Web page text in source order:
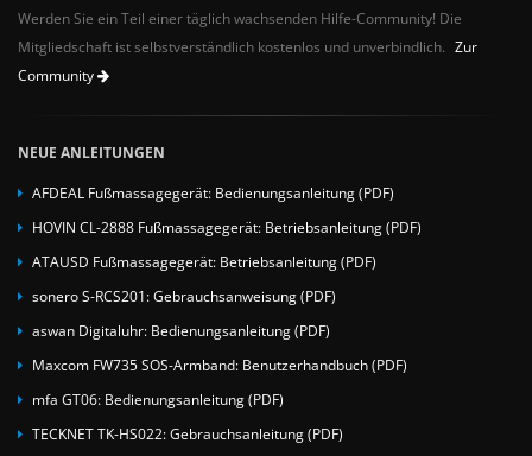
Werden Sie ein Teil einer täglich wachsenden Hilfe-Community! Die
Mitgliedschaft ist selbstverständlich kostenlos und unverbindlich. Zur
Community
NEUE ANLEITUNGEN
AFDEAL Fußmassagegerät: Bedienungsanleitung (PDF)
HOVIN CL-2888 Fußmassagegerät: Betriebsanleitung (PDF)
ATAUSD Fußmassagegerät: Betriebsanleitung (PDF)
sonero S-RCS201: Gebrauchsanweisung (PDF)
aswan Digitaluhr: Bedienungsanleitung (PDF)
Maxcom FW735 SOS-Armband: Benutzerhandbuch (PDF)
mfa GT06: Bedienungsanleitung (PDF)
TECKNET TK-HS022: Gebrauchsanleitung (PDF)